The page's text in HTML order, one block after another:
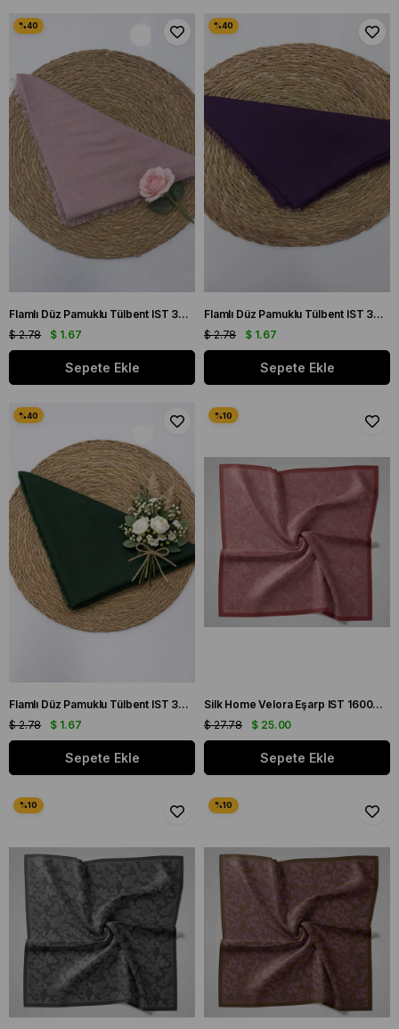
Flamlı Düz Pamuklu Tülbent IST 3434-09 Pembe Düz Desen
$ 1.67
$ 2.78
Sepete Ekle
Flamlı Düz Pamuklu Tülbent IST 3434-12 Mürdüm Düz Desen
$ 1.67
$ 2.78
Sepete Ekle
Flamlı Düz Pamuklu Tülbent IST 3434-14 Zümrüt Yeşil Düz Desen
$ 1.67
$ 2.78
Sepete Ekle
Silk Home Velora Eşarp IST 160004-02 Gül Kurusu Soyut Desen
$ 25.00
$ 27.78
Sepete Ekle